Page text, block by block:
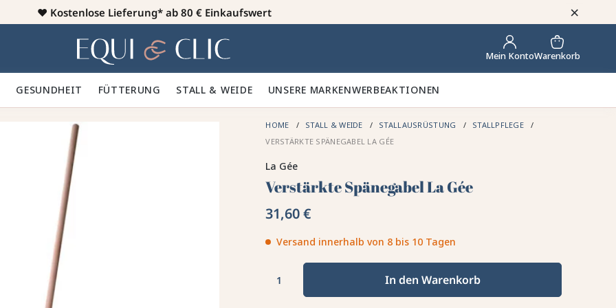
♥️ Kostenlose Lieferung* ab 80 € Einkaufswert ×
Heim Mein KontoWarenkorb
GESUNDHEIT ✨ FÜTTERUNG 🥕 STALL & WEIDE 🍃 UNSERE MARKENWERBEAKTIONEN
HOME STALL & WEIDE STALLAUSRÜSTUNG
STALLPFLEGE
VERSTÄRKTE SPÄNEGABEL LA GÉE
La Gée
Verstärkte Spänegabel La Gée
31,60 €
Versand innerhalb von 8 bis 10 Tagen
In den Warenkorb